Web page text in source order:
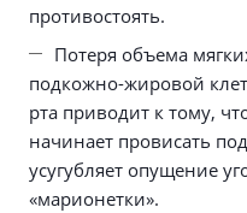
противостоять.
Потеря объема
подкожно-жировой
рта приводит к тому,
начинает провисать
усугубляет опущение
«марионетки».